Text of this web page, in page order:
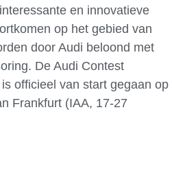
en innovatieve
op het gebied van
door Audi beloond met
De Audi Contest
officieel van start gegaan op
Frankfurt (IAA, 17-27